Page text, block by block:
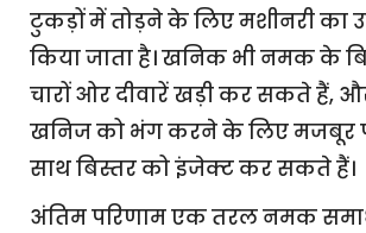
टुकड़ों में तोड़ने के लिए मशीनरी का
किया जाता है। खनिक भी नमक के
चारों ओर दीवारें खड़ी कर सकते हैं,
खनिज को भंग करने के लिए मजबूर
साथ बिस्तर को इंजेक्ट कर सकते हैं।
अंतिम परिणाम एक तरल नमक